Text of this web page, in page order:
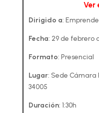
Ver
Dirigido a:
Fecha: 29 de febrero
Formato: Presencial
Lugar: Sede Cámara
34005
Duración: 1:30h